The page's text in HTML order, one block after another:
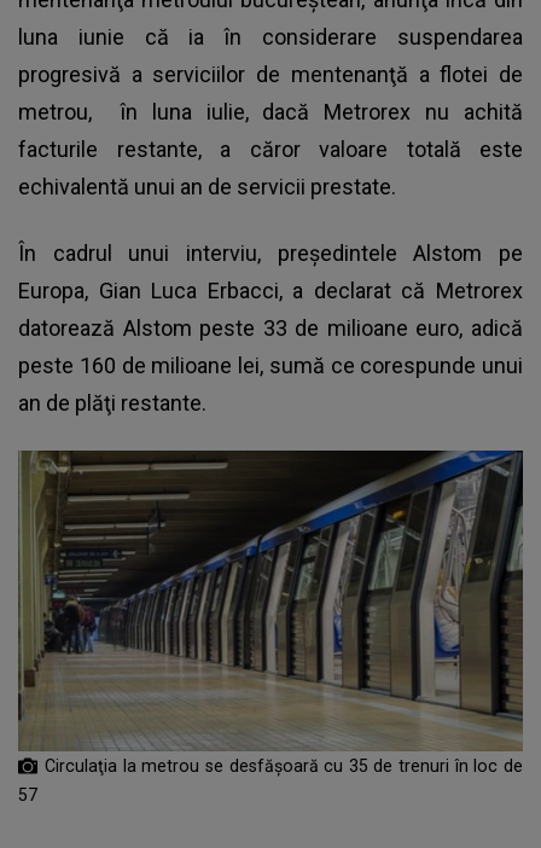
luna iunie că ia în considerare suspendarea
progresivă a serviciilor de mentenanţă a flotei de
metrou,
în luna iulie, dacă Metrorex nu achită
facturile restante, a căror valoare totală este
echivalentă unui an de servicii prestate.
În cadrul unui interviu, preşedintele Alstom pe
Europa, Gian Luca Erbacci, a declarat că Metrorex
datorează Alstom peste 33 de milioane euro, adică
peste 160 de milioane lei, sumă ce corespunde unui
an de plăţi restante.
Circulaţia la metrou se desfăşoară cu 35 de trenuri în loc de
57